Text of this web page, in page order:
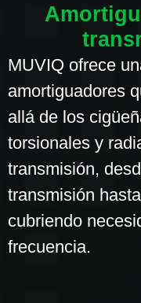
MUVIQ ofrece
amortiguadores
allá de los
torsionales y
transmisión,
transmisión
cubriendo
frecuencia.